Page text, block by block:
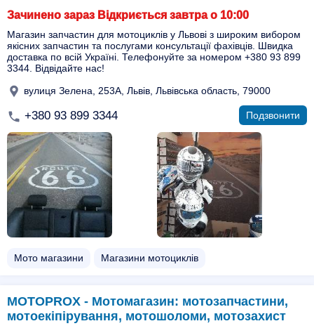
Зачинено зараз Відкриється завтра о 10:00
Магазин запчастин для мотоциклів у Львові з широким вибором
якісних запчастин та послугами консультації фахівців. Швидка
доставка по всій Україні. Телефонуйте за номером +380 93 899
3344. Відвідайте нас!
вулиця Зелена, 253А, Львів, Львівська область, 79000
+380 93 899 3344 Подзвонити
Мото магазини Магазини мотоциклів
MOTOPROX - Мотомагазин: мотозапчастини,
мотоекіпірування, мотошоломи, мотозахист